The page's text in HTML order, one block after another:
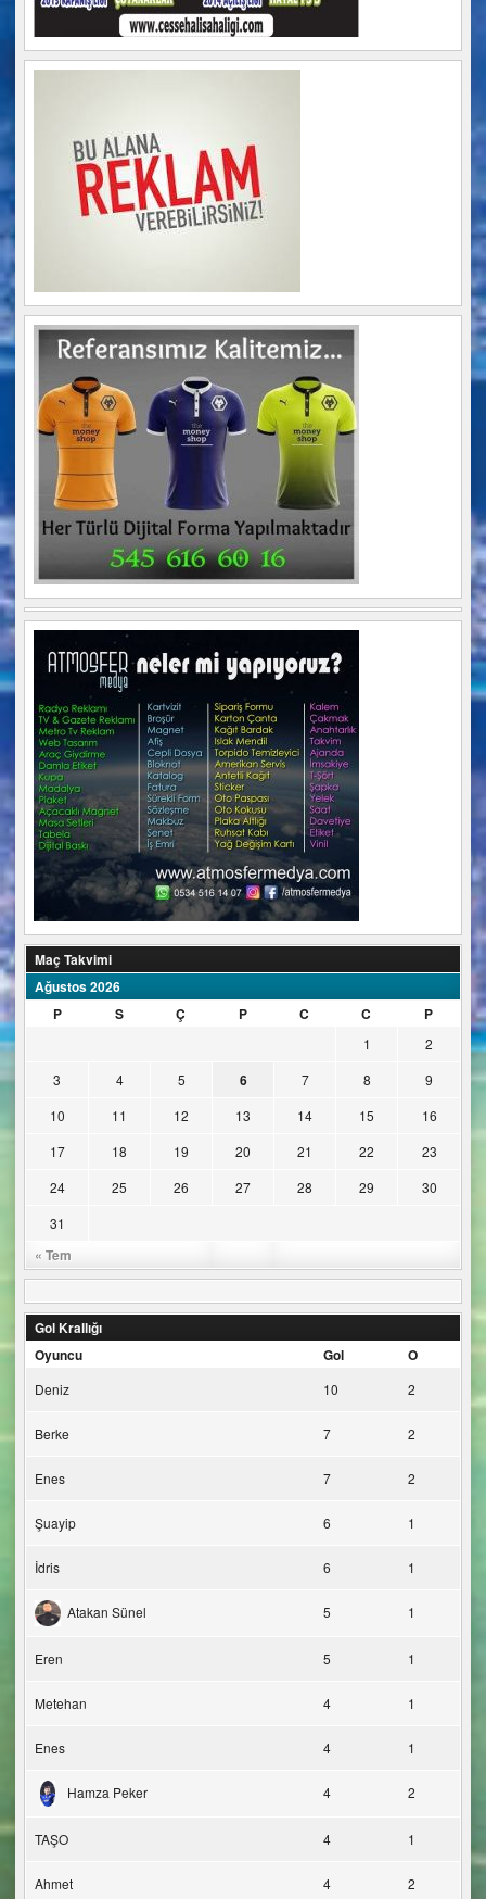
Maç Takvimi
Ağustos 2026
P
S Ç P C C P
« Tem
1
2
3
4 5 6 7 8
9
10
11 12 13 14 15
16
17
18 19 20 21 22
23
24
25 26 27 28 29
30
31
Gol Krallığı
Oyuncu
Gol O
Deniz 10 2
Berke 7 2
Enes 7 2
Şuayip 6 1
İdris 6 1
Atakan Sünel 5 1
Eren 5 1
Metehan 4 1
Enes 4 1
Hamza Peker 4 2
TAŞO 4 1
Ahmet 4 2